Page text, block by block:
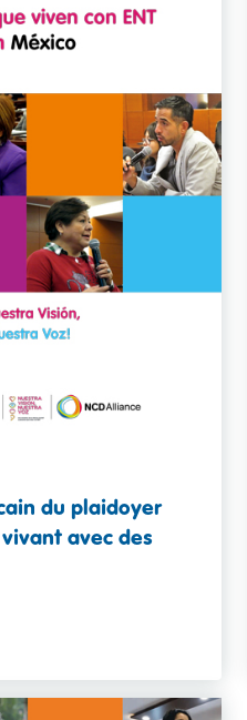
du plaidoyer
avec des